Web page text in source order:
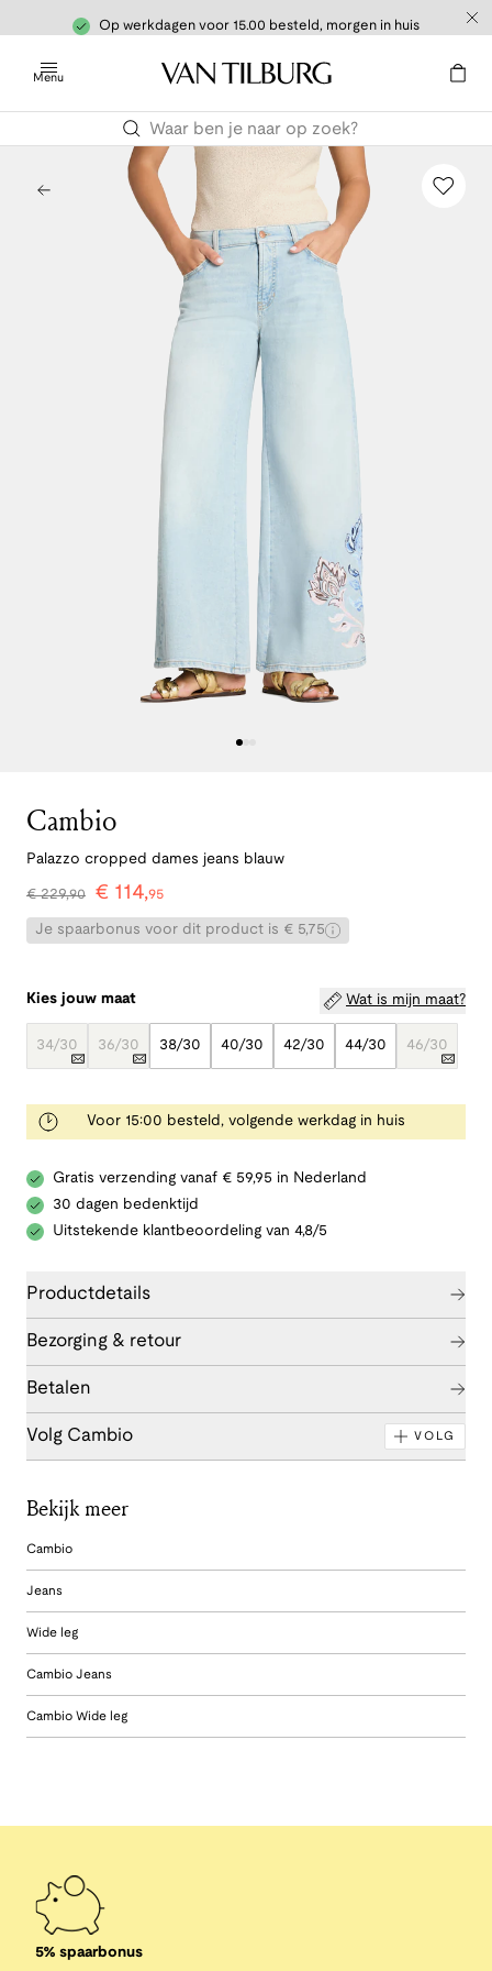
Op werkdagen voor 15.00 besteld, morgen in huis
Menu
Cambio
Palazzo cropped dames jeans blauw
€229,90 € 114,95
Je spaarbonus voor dit product is € 5,75
Kies jouw maat Wat is mijn maat?
34/30 36/30 38/30 40/30 42/30 44/30 46/30
Voor 15:00 besteld, volgende werkdag in huis
Gratis verzending vanaf € 59,95 in Nederland
30 dagen bedenktijd
Uitstekende klantbeoordeling van 4,8/5
Productdetails
Bezorging & retour
Betalen
Volg Cambio VOLG
Bekijk meer
Cambio
Jeans
Wide leg
Cambio Jeans
Cambio Wide leg
5% spaarbonus